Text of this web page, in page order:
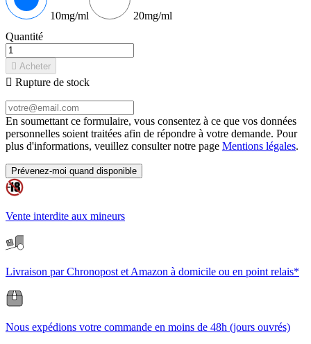
10mg/ml
20mg/ml
Quantité
 Acheter
 Rupture de stock
En soumettant ce formulaire, vous consentez à ce que vos données
personnelles soient traitées afin de répondre à votre demande. Pour
plus d'informations, veuillez consulter notre page Mentions légales.
Prévenez-moi quand disponible
Vente interdite aux mineurs
Livraison par Chronopost et Amazon à domicile ou en point relais*
Nous expédions votre commande en moins de 48h (jours ouvrés)